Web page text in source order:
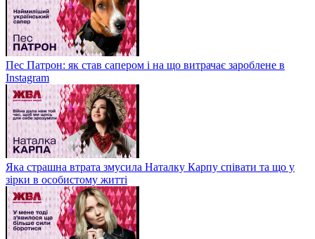
Пес Патрон: як став сапером і на що витрачає зароблене в
Instagram
Яка страшна втрата змусила Наталку Карпу співати та що у
зірки в особистому житті